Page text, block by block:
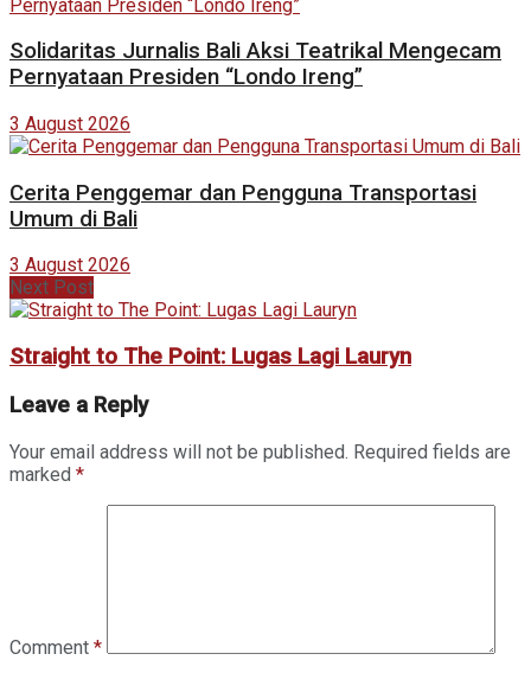
Solidaritas Jurnalis Bali Aksi Teatrikal Mengecam
Pernyataan Presiden “Londo Ireng”
3 August 2026
Cerita Penggemar dan Pengguna Transportasi
Umum di Bali
3 August 2026
Next Post
Straight to The Point: Lugas Lagi Lauryn
Leave a Reply
Your email address will not be published. Required fields are
marked *
Comment *